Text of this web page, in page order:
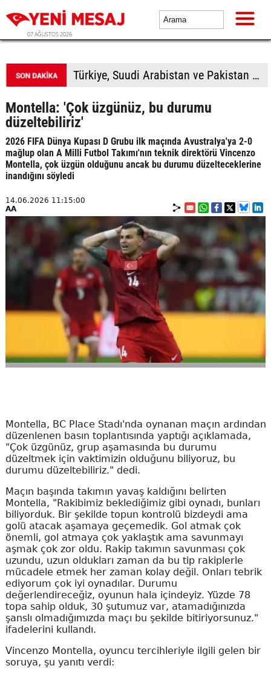
07 AĞUSTOS 2026
Türkiye, Suudi Arabistan ve Pakistan üçlü savunma anlaşması imzalayacak
Montella: 'Çok üzgünüz, bu durumu
düzeltebiliriz'
2026 FIFA Dünya Kupası D Grubu ilk maçında Avustralya'ya 2-0
mağlup olan A Milli Futbol Takımı'nın teknik direktörü Vincenzo
Montella, çok üzgün olduğunu ancak bu durumu düzelteceklerine
inandığını söyledi
14.06.2026 11:15:00
AA
Montella, BC Place Stadı'nda oynanan maçın ardından
düzenlenen basın toplantısında yaptığı açıklamada,
"Çok üzgünüz, grup aşamasında bu durumu
düzeltmek için vaktimizin olduğunu biliyoruz, bu
durumu düzeltebiliriz." dedi.
Maçın başında takımın yavaş kaldığını belirten
Montella, "Rakibimiz beklediğimiz gibi oynadı, bunları
biliyorduk. Bir şekilde topun kontrolü bizdeydi ama
golü atacak aşamaya geçemedik. Gol atmak çok
önemli, gol atmaya çok yaklaştık ama savunmayı
aşmak çok zor oldu. Rakip takımın savunması çok
uzundu, uzun oldukları zaman da bu tip rakiplerle
mücadele etmek her zaman kolay değil. Onları tebrik
ediyorum çok iyi oynadılar. Durumu
değerlendireceğiz, oyunun hala içindeyiz. Yüzde 78
topa sahip olduk, 30 şutumuz var, atamadığınızda
şanslı olmadığımızda maçı bu şekilde bitiriyorsunuz."
ifadelerini kullandı.
Vincenzo Montella, oyuncu tercihleriyle ilgili gelen bir
soruya, şu yanıtı verdi: